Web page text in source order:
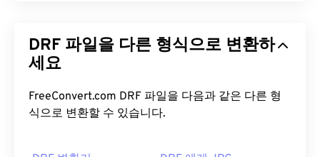
DRF 파일을 다른 형식으로 변환하
세요
FreeConvert.com DRF 파일을 다음과 같은 다른 형
식으로 변환할 수 있습니다.